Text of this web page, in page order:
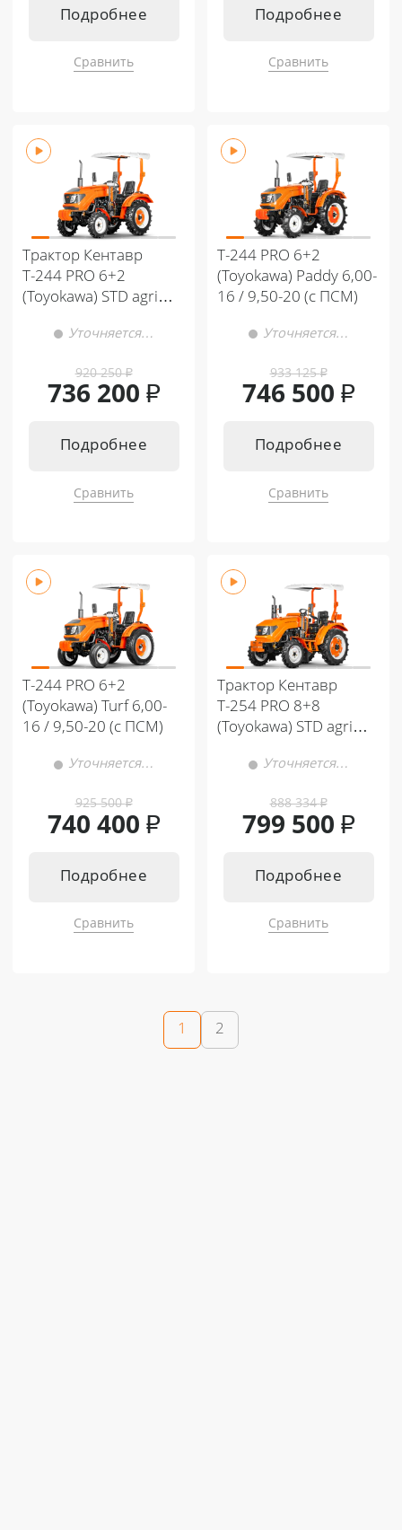
Подробнее
Сравнить
Подробнее
Сравнить
Трактор Кентавр
Т-244 PRO 6+2
(Toyokawa) STD agri
(с ПСМ)Уточняется…
920 250₽
736 200 ₽
Подробнее
Сравнить
Т-244 PRO 6+2
(Toyokawa) Paddy 6,00-
16 / 9,50-20 (с ПСМ)
Уточняется…
933 125₽
746 500 ₽
Подробнее
Сравнить
Т-244 PRO 6+2
(Toyokawa) Turf 6,00-
16 / 9,50-20 (с ПСМ)
Уточняется…
925 500₽
740 400 ₽
Подробнее
Сравнить
Трактор Кентавр
Т-254 PRO 8+8
(Toyokawa) STD agri
(с ПСМ)Уточняется…
888 334₽
799 500 ₽
Подробнее
Сравнить
1 2